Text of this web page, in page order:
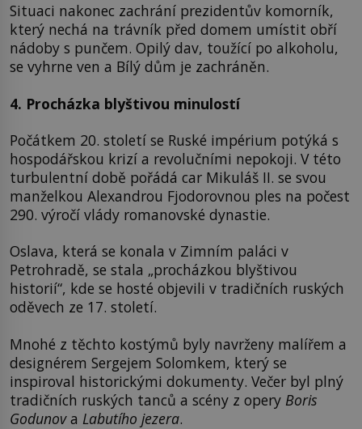
Situaci nakonec zachrání prezidentův komorník,
který nechá na trávník před domem umístit obří
nádoby s punčem. Opilý dav, toužící po alkoholu,
se vyhrne ven a Bílý dům je zachráněn.
4. Procházka blyštivou minulostí
Počátkem 20. století se Ruské impérium potýká s
hospodářskou krizí a revolučními nepokoji. V této
turbulentní době pořádá car Mikuláš II. se svou
manželkou Alexandrou Fjodorovnou ples na počest
290. výročí vlády romanovské dynastie.
Oslava, která se konala v Zimním paláci v
Petrohradě, se stala „procházkou blyštivou
historií“, kde se hosté objevili v tradičních ruských
oděvech ze 17. století.
Mnohé z těchto kostýmů byly navrženy malířem a
designérem Sergejem Solomkem, který se
inspiroval historickými dokumenty. Večer byl plný
tradičních ruských tanců a scény z opery Boris
Godunova Labutího jezera.